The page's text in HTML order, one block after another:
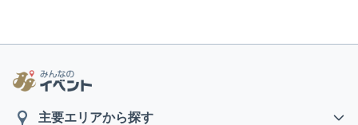
主要エリアから探す